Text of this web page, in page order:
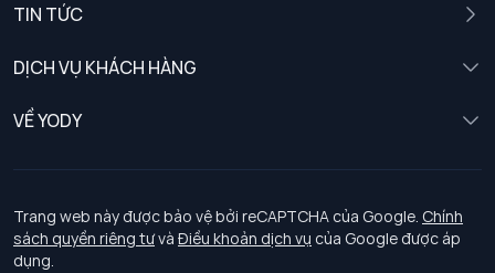
TIN TỨC
DỊCH VỤ KHÁCH HÀNG
Chính sách khách hàng thân thiết
Chính sách bảo vệ dữ liệu cá nhân
Chính sách thanh toán, giao nhận
VỀ YODY
Tuyển dụng
Trang web này được bảo vệ bởi reCAPTCHA của Google. Chính
sách quyền riêng tưvà Điều khoản dịch vụ của Google được áp
dụng.